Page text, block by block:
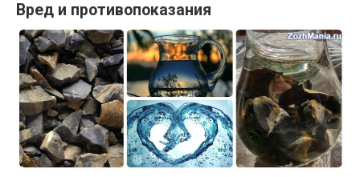
Вред и противопоказания